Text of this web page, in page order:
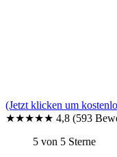
(Jetzt klicken um
★★★★★ 4,8 (593
5 von 5 Sterne